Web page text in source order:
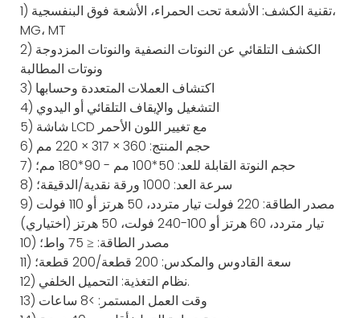
1) تقنية الكشف: الأشعة تحت الحمراء، الأشعة فوق البنفسجية،
MG، MT
2) الكشف التلقائي عن النوتات النصفية والنوتات المزدوجة
ونوتات المطالبة
3) اكتشاف العملات المتعددة وحسابها
4) التشغيل والإيقاف التلقائي أو اليدوي
5) شاشة LCD مع تغيير اللون الأحمر
6) حجم المنتج: 360 × 317 × 220 مم
7) حجم النوتة القابلة للعد: 50*100 مم - 90*180 مم؛
8) سرعة العد: 1000 ورقة نقدية/الدقيقة؛
9) مصدر الطاقة: 220 فولت تيار متردد، 50 هرتز أو 110 فولت
تيار متردد، 60 هرتز أو 100-240 فولت، 50 هرتز (اختياري)
10) مصدر الطاقة: ≤ 75 واط؛
11) سعة القادوس والمكدس: 200 قطعة/200 قطعة؛
12) نظام التغذية: التحميل الخلفي.
13) وقت العمل المستمر: >8 ساعات